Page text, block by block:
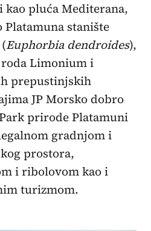
kao pluća Mediterana,
stanište
Euphorbia dendroides),
Limonium i
prepustinjskih
JP Morsko dobro
prirode Platamuni
gradnjom i
prostora,
i ribolovom kao i
turizmom.